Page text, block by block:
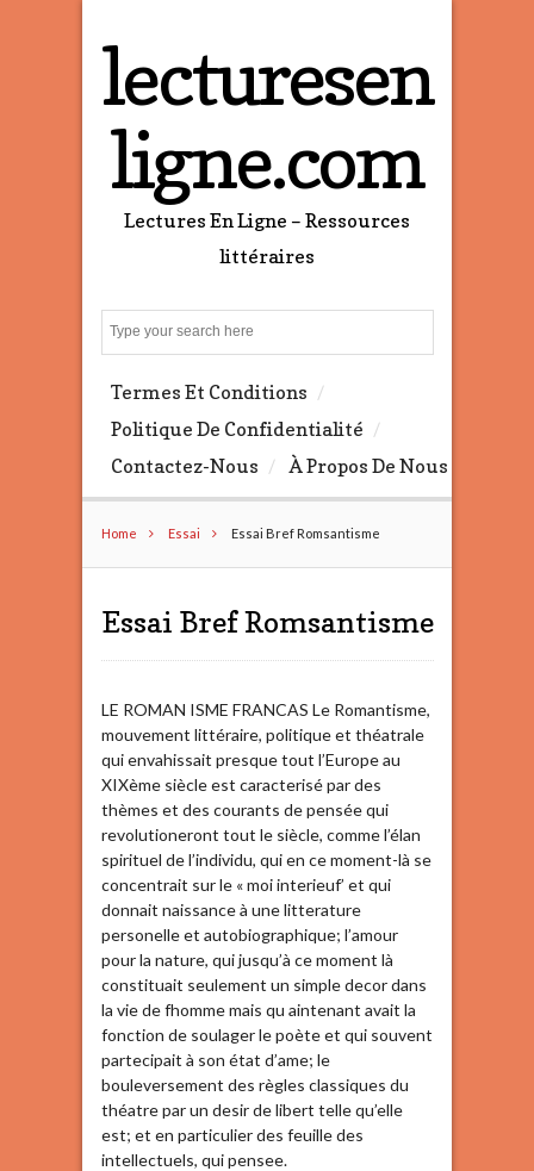
lecturesen
ligne.com
Lectures En Ligne – Ressources
littéraires
e
Termes Et Conditions
Politique De Confidentialité
Contactez-Nous
À Propos De Nous
Home Essai Essai Bref Romsantisme
Essai Bref Romsantisme
LE ROMAN ISME FRANCAS Le Romantisme,
mouvement littéraire, politique et théatrale
qui envahissait presque tout l’Europe au
XIXème siècle est caracterisé par des
thèmes et des courants de pensée qui
revolutioneront tout le siècle, comme l’élan
spirituel de l’individu, qui en ce moment-là se
concentrait sur le « moi interieuf’ et qui
donnait naissance à une litterature
personelle et autobiographique; l’amour
pour la nature, qui jusqu’à ce moment là
constituait seulement un simple decor dans
la vie de fhomme mais qu aintenant avait la
fonction de soulager le poète et qui souvent
partecipait à son état d’ame; le
bouleversement des règles classiques du
théatre par un desir de libert telle qu’elle
est; et en particulier des feuille des
intellectuels, qui pensee.